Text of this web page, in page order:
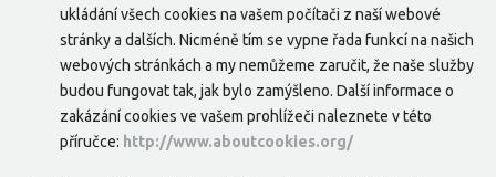
ukládání všech cookies na vašem počítači z naší webové
stránky a dalších. Nicméně tím se vypne řada funkcí na našich
webových stránkách a my nemůžeme zaručit, že naše služby
budou fungovat tak, jak bylo zamýšleno. Další informace o
zakázání cookies ve vašem prohlížeči naleznete v této
příručce: http://www.aboutcookies.org/